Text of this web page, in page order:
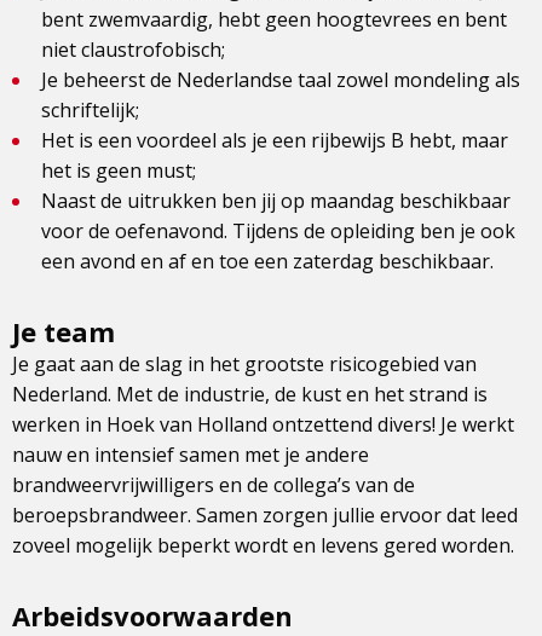
bent zwemvaardig, hebt geen hoogtevrees en bent
niet claustrofobisch;
Je beheerst de Nederlandse taal zowel mondeling als
schriftelijk;
Het is een voordeel als je een rijbewijs B hebt, maar
het is geen must;
Naast de uitrukken ben jij op maandag beschikbaar
voor de oefenavond. Tijdens de opleiding ben je ook
een avond en af en toe een zaterdag beschikbaar.
Je team
Je gaat aan de slag in het grootste risicogebied van
Nederland. Met de industrie, de kust en het strand is
werken in Hoek van Holland ontzettend divers! Je werkt
nauw en intensief samen met je andere
brandweervrijwilligers en de collega’s van de
beroepsbrandweer. Samen zorgen jullie ervoor dat leed
zoveel mogelijk beperkt wordt en levens gered worden.
Arbeidsvoorwaarden